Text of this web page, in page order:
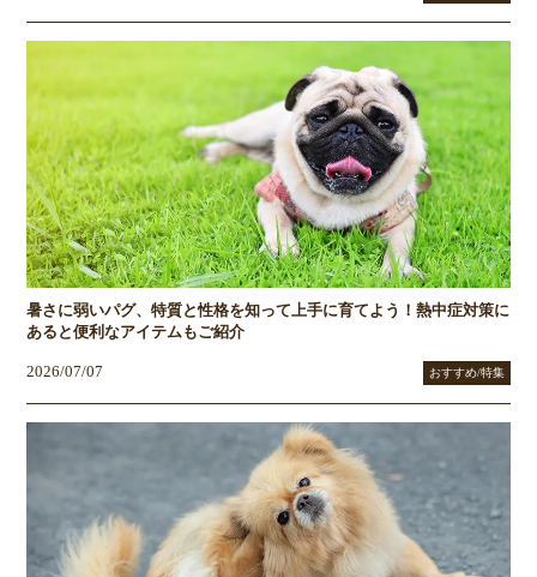
暑さに弱いパグ、特質と性格を知って上手に育てよう！熱中症対策に
あると便利なアイテムもご紹介
2026/07/07 おすすめ/特集